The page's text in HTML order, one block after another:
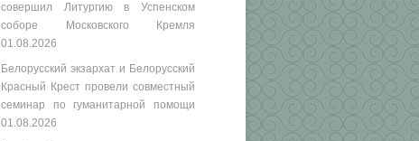
совершил Литургию в Успенском
соборе Московского Кремля
01.08.2026
Белорусский экзархат и Белорусский
Красный Крест провели совместный
семинар по гуманитарной помощи
01.08.2026